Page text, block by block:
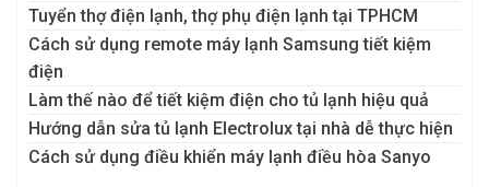
Tuyển thợ điện lạnh, thợ phụ điện lạnh tại TPHCM
Cách sử dụng remote máy lạnh Samsung tiết kiệm
điện
Làm thế nào để tiết kiệm điện cho tủ lạnh hiệu quả
Hướng dẫn sửa tủ lạnh Electrolux tại nhà dễ thực hiện
Cách sử dụng điều khiển máy lạnh điều hòa Sanyo